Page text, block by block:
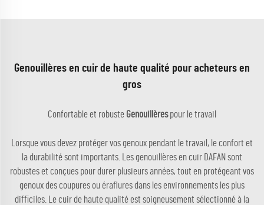
Genouillères en cuir de haute qualité pour acheteurs en
gros
Confortable et robuste Genouillèrespour le travail
Lorsque vous devez protéger vos genoux pendant le travail, le confort et
la durabilité sont importants. Les genouillères en cuir DAFAN sont
robustes et conçues pour durer plusieurs années, tout en protégeant vos
genoux des coupures ou éraflures dans les environnements les plus
difficiles. Le cuir de haute qualité est soigneusement sélectionné à la